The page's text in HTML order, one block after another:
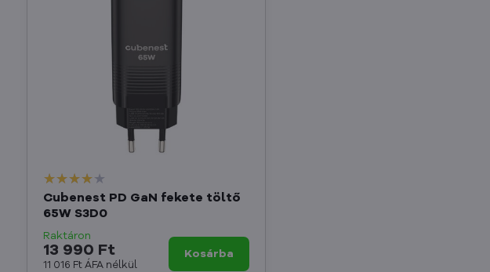
Cubenest PD GaN fekete töltő
65W S3D0
Raktáron
13 990 Ft
11 016 Ft ÁFA nélkül
Kosárba